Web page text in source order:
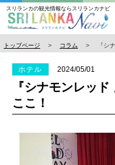
スリランカの観光情報ならスリランカナビ
トップページ > コラム > 『シ
ホテル 2024/05/01
『シナモンレッ
ここ！